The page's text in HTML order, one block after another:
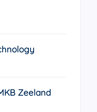
Zeeland